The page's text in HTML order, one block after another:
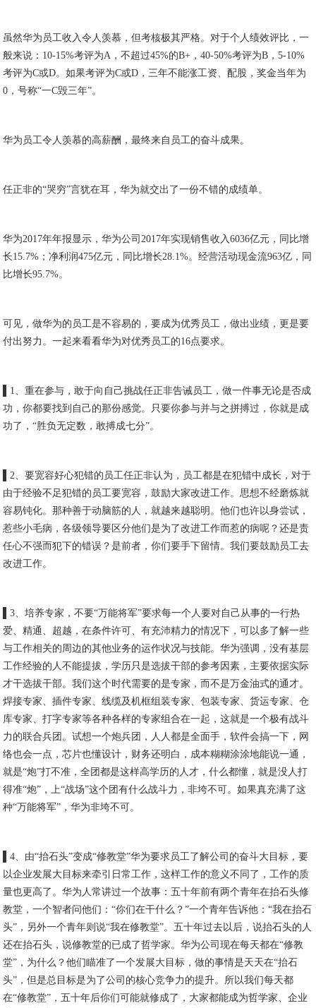
虽然华为员工收入令人羡慕，但考核极其严格。对于个人绩效评比，一
般来说：10-15%考评为A，不超过45%的B+，40-50%考评为B，5-10%
考评为C或D。如果考评为C或D，三年不能涨工资、配股，奖金当年为
0，号称“一C毁三年”。
华为员工令人羡慕的高薪酬，最终来自员工的奋斗成果。
任正非的“哭穷”言犹在耳，华为就交出了一份不错的成绩单。
华为2017年年报显示，华为公司2017年实现销售收入6036亿元，同比增
长15.7%；净利润475亿元，同比增长28.1%。经营活动现金流963亿，同
比增长95.7%。
可见，做华为的员工是不容易的，要成为优秀员工，做出业绩，更是要
付出努力。一起来看看华为对优秀员工的16点要求。
▌1、重在参与，敢于向自己挑战任正非告诫员工，做一件事无论是否成
功，你都要找到自己的那份感觉。只要你参与并与之拼搏过，你就是成
功了，“胜负无定数，敢搏成七分”。
▌2、要宽容好心犯错的员工任正非认为，员工都是在犯错中成长，对于
由于经验不足犯错的员工要宽容，鼓励大家改进工作。思想不经磨炼就
容易钝化。那种善于动脑筋的人，就越来越聪明。他们也许以身尝试，
惹些小毛病，各级领导要区分他们是为了改进工作而惹的病呢？还是责
任心不强而犯下的错误？是前者，你们要手下留情。我们要鼓励员工去
改进工作。
▌3、培养专家，不要“万能将军”要求每一个人要对自己从事的一行热
爱、精通、超越，在条件许可、有充沛精力的情况下，可以多了解一些
与工作相关的周边的其他业务的运作状况与技能。华为强调，没有基层
工作经验的人不能提拔，学历只是选拔干部的参考因素，主要依据实际
才干选拔干部。我们这个时代需要的是专家，而不是万金油式的通才。
焊接专家、插件专家、线缆及机框组装专家、包装专家、货运专家、仓
库专家、打字专家等各种各样的专家组合在一起，这就是一个极有战斗
力的联合兵团。试想一个炮兵团，人人都是全面手，软件会搞一下，网
络也会一点，芯片也懂设计，财务还明白，成本糊糊涂涂地能说一通，
就是“炮”打不准，全团都是这样高学历的人才，什么都懂，就是没人打
得准“炮”，上“战场”这个团有什么战斗力，非垮不可。如果真充满了这
种“万能将军”，华为非垮不可。
▌4、由“抬石头”变成“修教堂”华为要求员工了解公司的奋斗大目标，要
以企业发展大目标来牵引日常工作，这样工作的意义不同了，工作的质
量也更高了。华为人常讲过一个故事：五十年前有两个青年在抬石头修
教堂，一个智者问他们：“你们在干什么？”一个青年告诉他：“我在抬石
头”，另外一个青年则说“我在修教堂”。五十年过去以后，说抬石头的人
还在抬石头，说修教堂的已成了哲学家。华为公司现在每天都在“修教
堂”，为什么？他们瞄准了一个发展大目标，做的事情是天天在“抬石
头”，但是总目标是为了公司的核心竞争力的提升。所以我们每天都
在“修教堂”，五十年后你们可能就修成了，大家都能成为哲学家、企业